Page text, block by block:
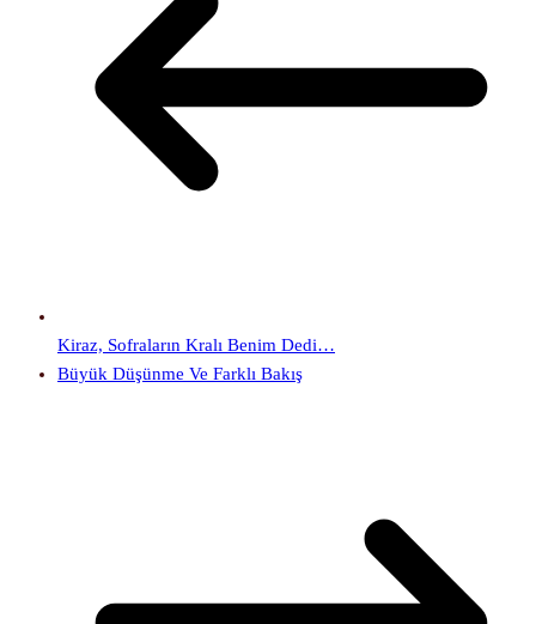
Kiraz, Sofraların Kralı Benim Dedi…
Büyük Düşünme Ve Farklı Bakış